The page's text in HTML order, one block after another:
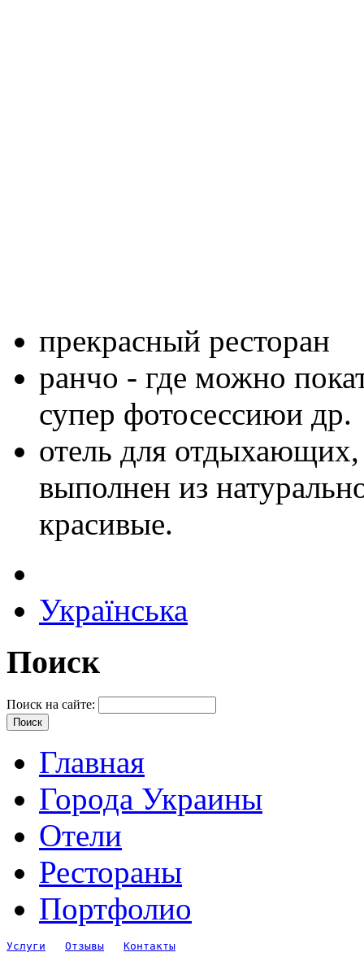
прекрасный ресторан
ранчо - где можно
супер фотосессиюи др.
отель для
выполнен из
красивые.
Українська
Поиск
Поиск на сайте:
Главная
Города Украины
Отели
Рестораны
Портфолио
Услуги Отзывы Контакты